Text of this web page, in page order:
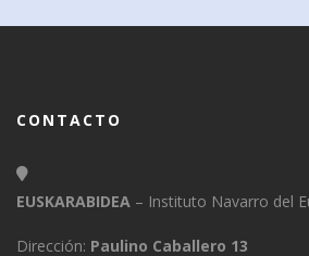
CONTACTO
EUSKARABIDEA – Instituto Navarro del
Dirección: Paulino Caballero 13